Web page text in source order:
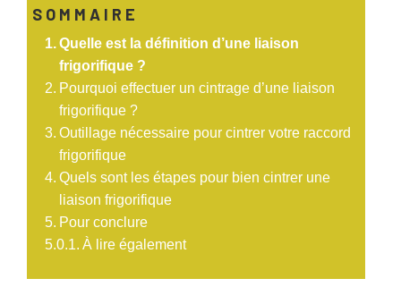
SOMMAIRE
Quelle est la définition d’une liaison
frigorifique ?
Pourquoi effectuer un cintrage d’une liaison
frigorifique ?
Outillage nécessaire pour cintrer votre raccord
frigorifique
Quels sont les étapes pour bien cintrer une
liaison frigorifique
Pour conclure
À lire également